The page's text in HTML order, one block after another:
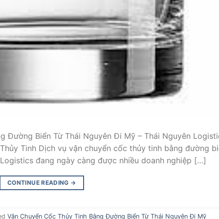
Đường Biển Từ Thái Nguyên Đi Mỹ – Thái Nguyên
Tinh Dịch vụ vận chuyển cốc thủy tinh bằng đường
đang ngày càng được nhiều doanh nghiệp […]
CONTINUE READING →
Vận Chuyển Cốc Thủy Tinh Bằng Đường Biển Từ Thái Nguyên Đi Mỹ